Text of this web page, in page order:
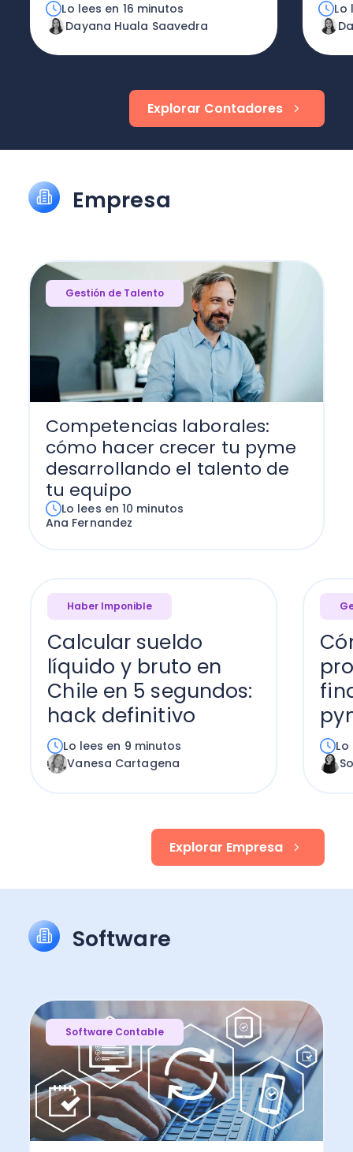
Lo lees en 16 minutos
Dayana Huala Saavedra
Lo
Explorar Contadores
Empresa
Gestión de Talento
Competencias laborales:
cómo hacer crecer tu pyme
desarrollando el talento de
tu equipo
Lo lees en 10 minutos
Ana Fernandez
Haber Imponible
Calcular sueldo
líquido y bruto en
Chile en 5 segundos:
hack definitivo
Lo lees en 9 minutos
Vanesa Cartagena
Explorar Empresa
Software
Software Contable